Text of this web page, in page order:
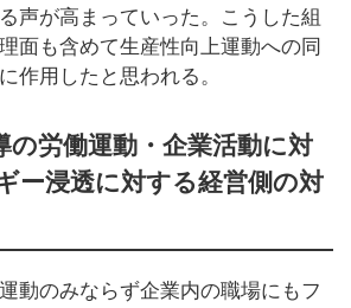
声が高まっていった。こうした組
面も含めて生産性向上運動への同
作用したと思われる。
の労働運動・企業活動に対
ー浸透に対する経営側の対
動のみならず企業内の職場にもフ